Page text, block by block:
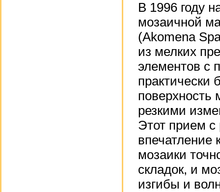
В 1996 году
мозаичной
(Akomena
из мелких
элементов с
поверхность
резкими
Этот прием с
впечатление
мозаики
складок, и
изгибы и